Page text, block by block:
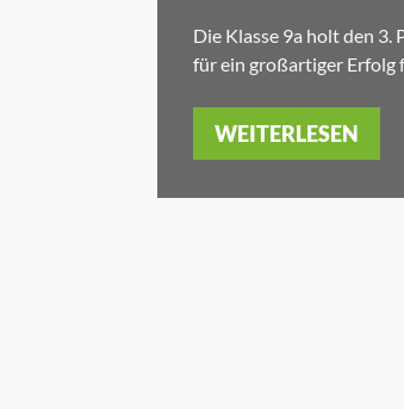
Die Klasse 9a holt den 3.
für ein großartiger Erfolg
WEITERLESEN